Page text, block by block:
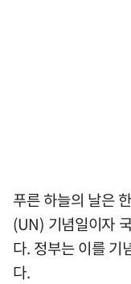
푸른 하늘의 날은
(UN) 기념일이자
다. 정부는 이를 기
다.